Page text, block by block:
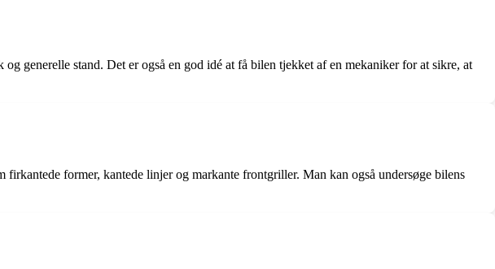
generelle stand. Det er også en god idé at få bilen tjekket af en mekaniker for at sikre, at
former, kantede linjer og markante frontgriller. Man kan også undersøge bilens